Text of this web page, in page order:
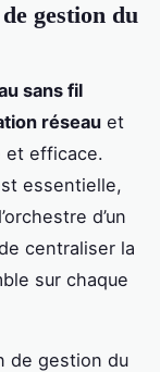
gestion du
sans fil
réseau et
et efficace.
essentielle,
d’un
centraliser la
sur chaque
de gestion du